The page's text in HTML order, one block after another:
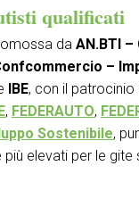
qualificati
da AN.BTI
–
IBE, con il patrocinio
, FEDERAUTO,
Sostenibile,
elevati per le gite